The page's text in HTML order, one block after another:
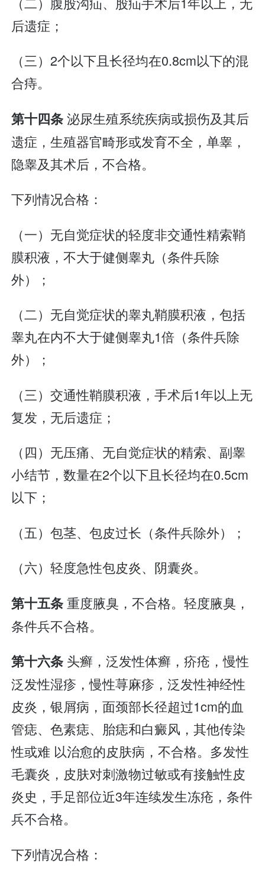
后遗症；
（三）2个以下且长径均在0.8cm以下的混
合痔。
第十四条泌尿生殖系统疾病或损伤及其后
遗症，生殖器官畸形或发育不全，单睾，
隐睾及其术后，不合格。
下列情况合格：
（一）无自觉症状的轻度非交通性精索鞘
膜积液，不大于健侧睾丸（条件兵除
外）；
（二）无自觉症状的睾丸鞘膜积液，包括
睾丸在内不大于健侧睾丸1倍（条件兵除
外）；
（三）交通性鞘膜积液，手术后1年以上无
复发，无后遗症；
（四）无压痛、无自觉症状的精索、副睾
小结节，数量在2个以下且长径均在0.5cm
以下；
（五）包茎、包皮过长（条件兵除外）；
（六）轻度急性包皮炎、阴囊炎。
第十五条重度腋臭，不合格。轻度腋臭，
条件兵不合格。
第十六条 头癣，泛发性体癣，疥疮，慢性
泛发性湿疹，慢性荨麻疹，泛发性神经性
皮炎，银屑病，面颈部长径超过1cm的血
管痣、色素痣、胎痣和白癜风，其他传染
性或难 以治愈的皮肤病，不合格。多发性
毛囊炎，皮肤对刺激物过敏或有接触性皮
炎史，手足部位近3年连续发生冻疮，条件
兵不合格。
下列情况合格：